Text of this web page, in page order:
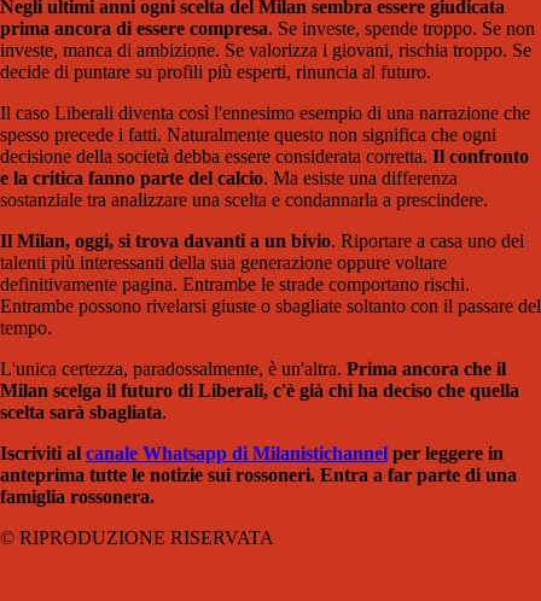
Negli ultimi anni ogni scelta del Milan sembra essere giudicata
prima ancora di essere compresa. Se investe, spende troppo. Se non
investe, manca di ambizione. Se valorizza i giovani, rischia troppo. Se
decide di puntare su profili più esperti, rinuncia al futuro.
Il caso Liberali diventa così l'ennesimo esempio di una narrazione che
spesso precede i fatti. Naturalmente questo non significa che ogni
decisione della società debba essere considerata corretta. Il confronto
e la critica fanno parte del calcio. Ma esiste una differenza
sostanziale tra analizzare una scelta e condannarla a prescindere.
Il Milan, oggi, si trova davanti a un bivio. Riportare a casa uno dei
talenti più interessanti della sua generazione oppure voltare
definitivamente pagina. Entrambe le strade comportano rischi.
Entrambe possono rivelarsi giuste o sbagliate soltanto con il passare del
tempo.
L'unica certezza, paradossalmente, è un'altra. Prima ancora che il
Milan scelga il futuro di Liberali, c'è già chi ha deciso che quella
scelta sarà sbagliata.
Iscriviti al canale Whatsapp di Milanistichannel per leggere in
anteprima tutte le notizie sui rossoneri. Entra a far parte di una
famiglia rossonera.
© RIPRODUZIONE RISERVATA